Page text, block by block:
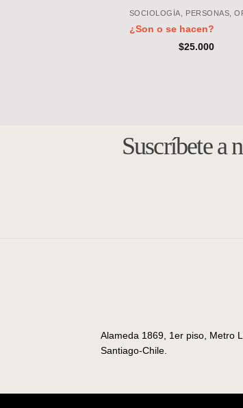
¿Son o se hacen?
$25.000
Suscríbete a
Alameda 1869, 1er piso, Metro
Santiago-Chile.